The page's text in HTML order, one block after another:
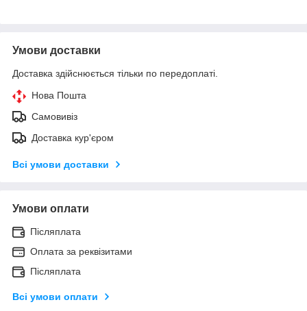
Умови доставки
Доставка здійснюється тільки по передоплаті.
Нова Пошта
Самовивіз
Доставка кур'єром
Всі умови доставки
Умови оплати
Післяплата
Оплата за реквізитами
Післяплата
Всі умови оплати